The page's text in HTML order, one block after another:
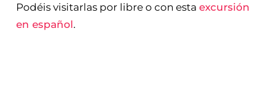
Podéis visitarlas por libre o con esta excursión
en español.